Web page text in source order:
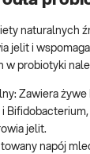
naturalnych
jelit i
w probiotyki
Zawiera
jelit.
napój